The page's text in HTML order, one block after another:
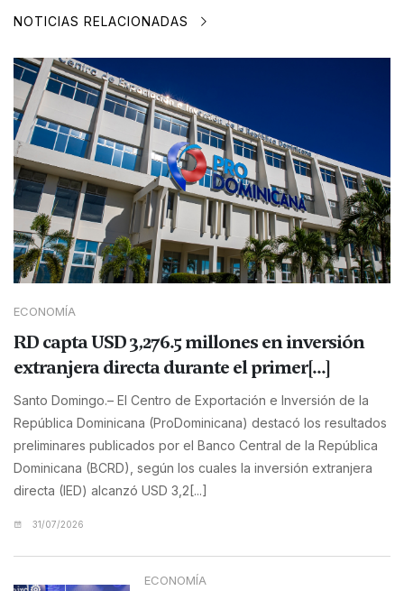
NOTICIAS RELACIONADAS
ECONOMÍA
RD capta USD 3,276.5 millones en inversión
extranjera directa durante el primer[...]
Santo Domingo.– El Centro de Exportación e Inversión de la
República Dominicana (ProDominicana) destacó los resultados
preliminares publicados por el Banco Central de la República
Dominicana (BCRD), según los cuales la inversión extranjera
directa (IED) alcanzó USD 3,2[...]
31/07/2026
ECONOMÍA